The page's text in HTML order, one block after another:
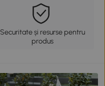
Securitate și resurse pentru
produs